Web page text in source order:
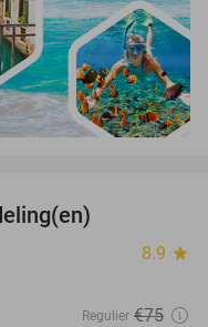
8.9 star
Regulier €75